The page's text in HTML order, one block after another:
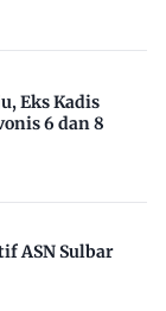
Eks Kadis
6 dan 8
ASN Sulbar